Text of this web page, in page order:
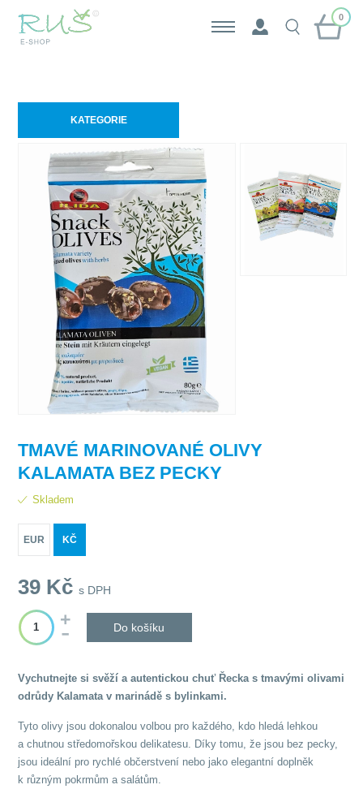
0
KATEGORIE
TMAVÉ MARINOVANÉ OLIVY
KALAMATA BEZ PECKY
Skladem
EUR KČ
39 Kčs DPH
Do košíku
Vychutnejte si svěží a autentickou chuť Řecka s tmavými olivami
odrůdy Kalamata v marinádě s bylinkami.
Tyto olivy jsou dokonalou volbou pro každého, kdo hledá lehkou
a chutnou středomořskou delikatesu. Díky tomu, že jsou bez pecky,
jsou ideální pro rychlé občerstvení nebo jako elegantní doplněk
k různým pokrmům a salátům.